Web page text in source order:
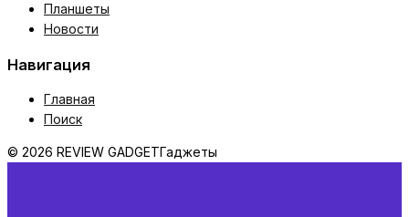
Планшеты
Новости
Навигация
Главная
Поиск
© 2026 REVIEW GADGETГаджеты